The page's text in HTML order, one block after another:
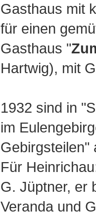
Gasthaus mit
für einen
Gasthaus "
Hartwig), mit
1932 sind in
im
Gebirgsteilen"
Für
G. Jüptner, er
Veranda und